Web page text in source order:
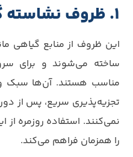
1. ظروف نشاسته گیاهی
این ظروف از منابع گیاهی
ساخته می‌شوند و برای
مناسب هستند. آن‌ها سبک
تجزیه‌پذیری سریع، پس از
نمی‌کنند. استفاده روزمره
را همزمان فراهم می‌کند.